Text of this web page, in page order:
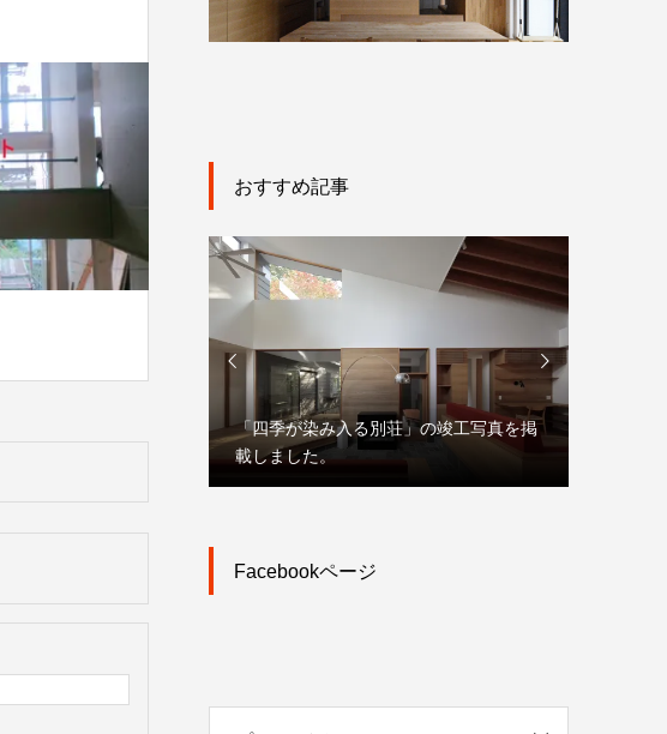
おすすめ記事

「大宮駅東口大門町２丁目中地区第一種
市街地再開発事業」プレスリリース

Facebookページ